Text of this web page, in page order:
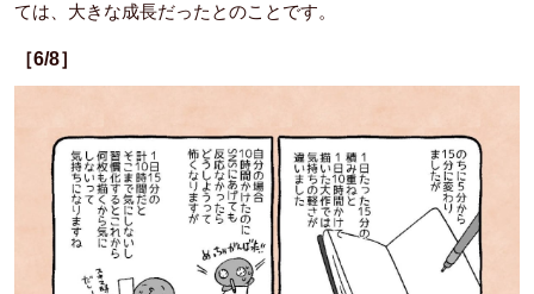
ては、大きな成長だったとのことです。
［6/8］